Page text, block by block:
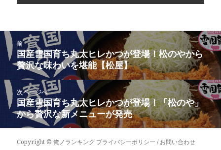
投
稿
ゲ
ー
ン
前
前
の
投
稿:
国産雪国育ち丸太ヒレかつが登場！松のやから
贅沢な味わいを堪能【松屋】
次ページへ
次
の
投
稿:
国産雪国育ち丸太ヒレかつが登場！「松のや」
から贅沢な新メニューが発売
Copyright ©俺ノランキング プライバシーポリシー / お問い合わせ